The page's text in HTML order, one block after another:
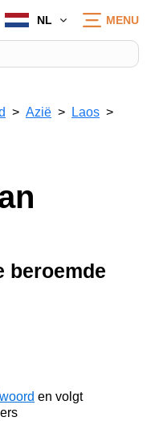
NL MENU
Azië Laos
beroemde
en volgt